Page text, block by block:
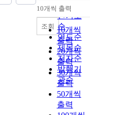
순
인기도
순
연도순
제목순
저자순
발행기
관순
내림차순
10개씩 출력
10개씩
출력
20개씩
출력
30개씩
출력
50개씩
출력
조회